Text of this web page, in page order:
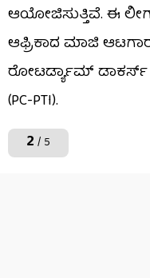
ಆಯೋಜಿಸುತ್ತಿವೆ. ಈ
ಆಫ್ರಿಕಾದ ಮಾಜಿ
ರೋಟರ್ಡ್ಯಾಮ್ ಡಾಕರ್ಸ್‌
(PC-PTI).
2 / 5